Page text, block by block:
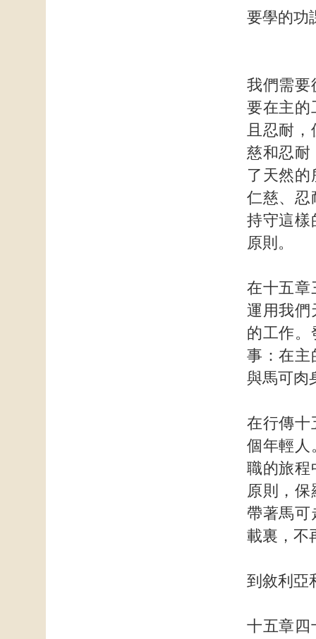
要學的功
我們需要
要在主的
且忍耐
慈和忍耐
了天然
仁慈、忍
持守這樣
原則。
在十五章
運用我們
的工作。
事：在主
與馬可肉
在行傳十
個年輕人
職的旅程
原則，
帶著馬可
載裏，不
到敘利亞
十五章四